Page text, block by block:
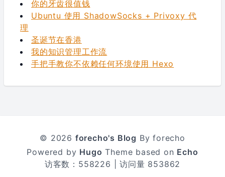
你的牙齿很值钱
Ubuntu 使用 ShadowSocks + Privoxy 代
理
圣诞节在香港
我的知识管理工作流
手把手教你不依赖任何环境使用 Hexo
© 2026 forecho's Blog By forecho
Powered by Hugo Theme based on Echo
访客数： 558226 | 访问量 853862